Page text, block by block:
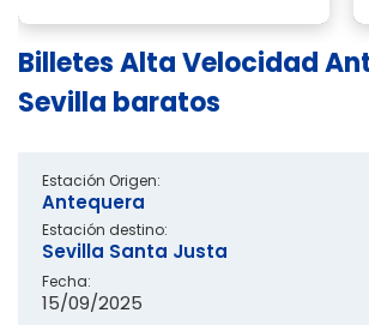
Billetes Alta Velocidad
Sevilla baratos
Estación Origen:
Antequera
Estación destino:
Sevilla Santa Justa
Fecha:
15/09/2025